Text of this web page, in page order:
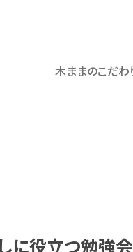
木ままのこだわ
役立つ勉強